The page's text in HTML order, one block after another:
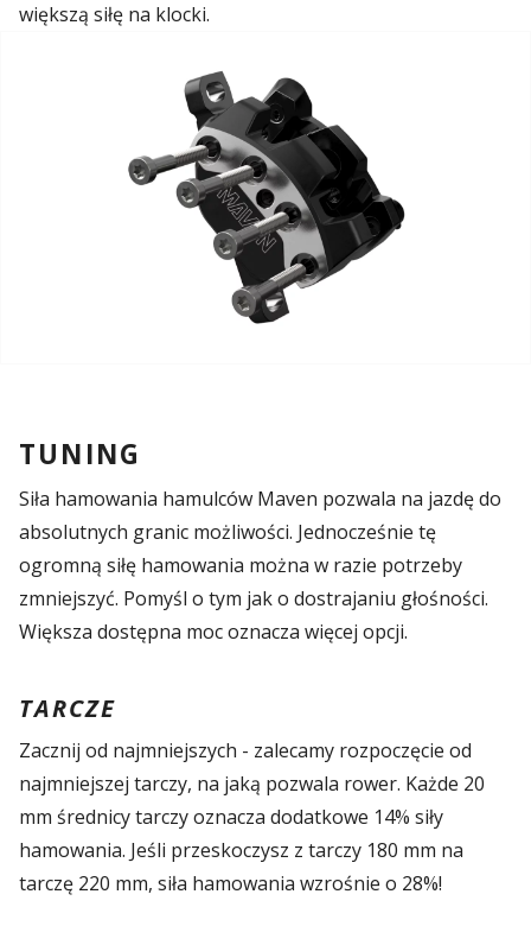
większą siłę na klocki.
TUNING
Siła hamowania hamulców Maven pozwala na jazdę do
absolutnych granic możliwości. Jednocześnie tę
ogromną siłę hamowania można w razie potrzeby
zmniejszyć. Pomyśl o tym jak o dostrajaniu głośności.
Większa dostępna moc oznacza więcej opcji.
TARCZE
Zacznij od najmniejszych - zalecamy rozpoczęcie od
najmniejszej tarczy, na jaką pozwala rower. Każde 20
mm średnicy tarczy oznacza dodatkowe 14% siły
hamowania. Jeśli przeskoczysz z tarczy 180 mm na
tarczę 220 mm, siła hamowania wzrośnie o 28%!